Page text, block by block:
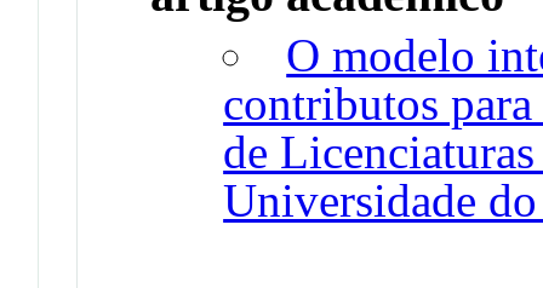
O modelo
contributos
de
Universidade